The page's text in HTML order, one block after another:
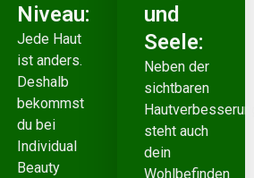
Niveau:
Jede Haut
ist anders.
Deshalb
bekommst
du bei
Individual
Beauty
und
Seele:
Neben der
sichtbaren
steht auch
dein
Wohlbefinden